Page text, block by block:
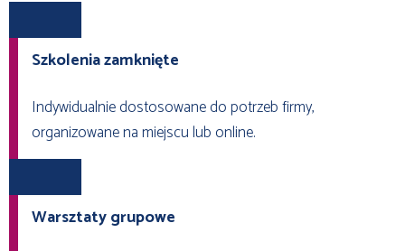
Szkolenia zamknięte
Indywidualnie dostosowane do potrzeb firmy,
organizowane na miejscu lub online.
Warsztaty grupowe